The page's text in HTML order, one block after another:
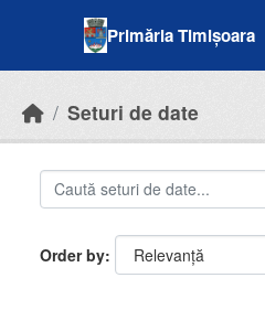
Primăria Timișoara
Seturi de date
Order by